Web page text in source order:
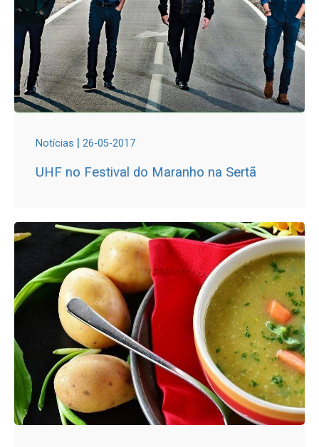
Notícias | 26-05-2017
UHF no Festival do Maranho na Sertã